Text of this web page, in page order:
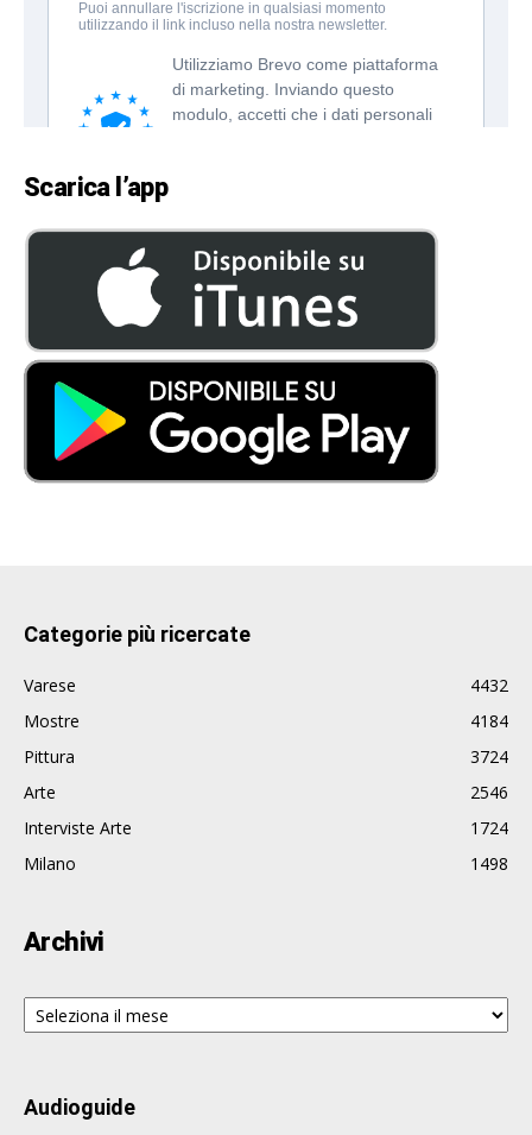
Scarica l’app
Categorie più ricercate
Varese
4432
Mostre
4184
Pittura
3724
Arte
2546
Interviste Arte
1724
Milano
1498
Archivi
Archivi
Audioguide